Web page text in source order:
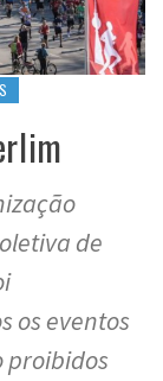
de
os eventos
proibidos